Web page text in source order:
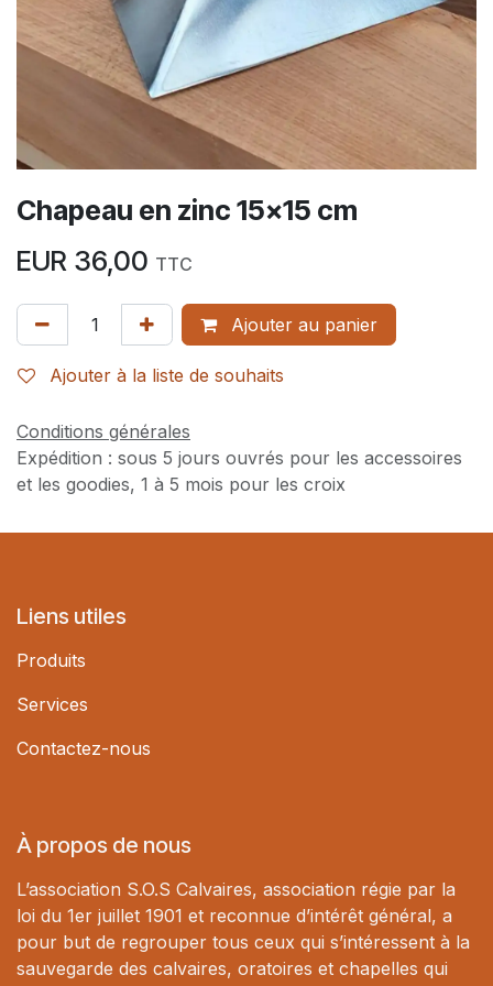
Chapeau en zinc 15x15 cm
EUR 36,00 TTC
Ajouter au panier
Ajouter à la liste de souhaits
Conditions générales
Expédition : sous 5 jours ouvrés pour les accessoires
et les goodies, 1 à 5 mois pour les croix
Liens utiles
Produits
Services
Contactez-nous
À propos de nous
L’association S.O.S Calvaires, association régie par la
loi du 1er juillet 1901 et reconnue d’intérêt général, a
pour but de regrouper tous ceux qui s’intéressent à la
sauvegarde des calvaires, oratoires et chapelles qui